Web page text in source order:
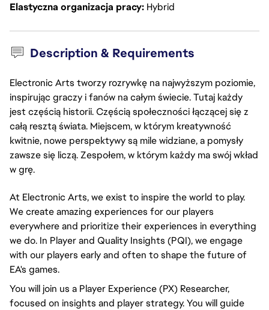
Elastyczna organizacja pracy Hybrid
Description & Requirements
Electronic Arts tworzy rozrywkę na najwyższym poziomie,
inspirując graczy i fanów na całym świecie. Tutaj każdy
jest częścią historii. Częścią społeczności łączącej się z
całą resztą świata. Miejscem, w którym kreatywność
kwitnie, nowe perspektywy są mile widziane, a pomysły
zawsze się liczą. Zespołem, w którym każdy ma swój wkład
w grę.
At Electronic Arts, we exist to inspire the world to play.
We create amazing experiences for our players
everywhere and prioritize their experiences in everything
we do. In Player and Quality Insights (PQI), we engage
with our players early and often to shape the future of
EA's games.
You will join us a Player Experience (PX) Researcher,
focused on insights and player strategy. You will guide